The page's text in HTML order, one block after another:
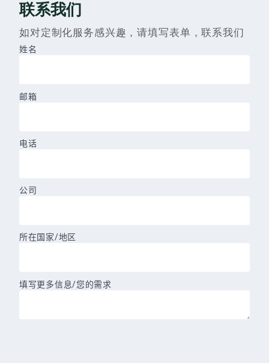
联系我们
如对定制化服务感兴趣，请填写表单，联系我们
姓名
邮箱
电话
公司
所在国家/地区
填写更多信息/您的需求